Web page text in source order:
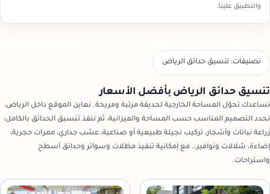
والتطبيق علينا.
تصنيفات: تنسيق حدائق الرياض
تنسيق حدائق الرياض بأفضل الأسعار
نساعدك تحوّل المساحة الخارجية لحديقة مرتبة ومريحة. نعاين الموقع داخل الرياض،
نحدد التصميم المناسب حسب المساحة والميزانية، ثم ننفذ تنسيق الحدائق بالكامل:
زراعة نباتات وأشجار، تركيب نجيلة طبيعية أو صناعية، عشب جداري، ممرات حجرية،
إضاءة، شلالات ونوافير… مع إمكانية تنفيذ مظلات وسواتر وحدائق أسطح
واستراحات.